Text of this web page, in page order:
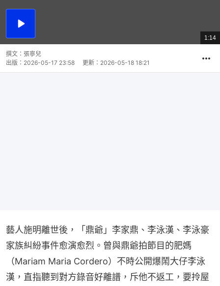
播
總
共
1:14
撰文： 張寧兒
出版： 2026-05-17 23:58 更新： 2026-05-18 18:21
藝人施明離世後，「鼎爺」李家鼎、李泳漢、李泳豪
家族糾紛事件愈演愈烈。曾與鼎爺拍節目的肥媽
（Mariam Maria Cordero）不時公開爆鬧大仔李泳
漢，直指聽到對方錄音好離譜，斥他不返工，要拎屋